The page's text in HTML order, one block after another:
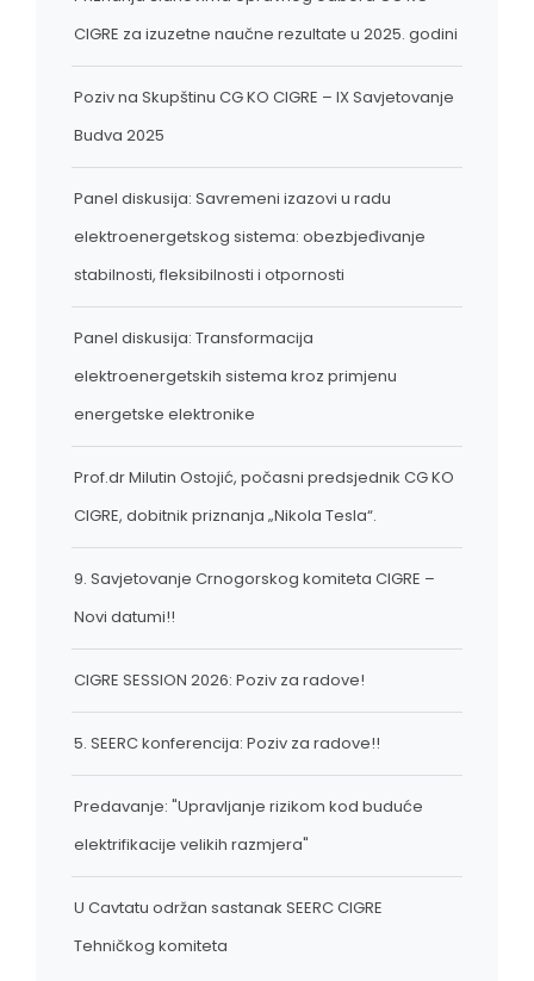
CIGRE za izuzetne naučne rezultate u 2025. godini
Poziv na Skupštinu CG KO CIGRE – IX Savjetovanje
Budva 2025
Panel diskusija: Savremeni izazovi u radu
elektroenergetskog sistema: obezbjeđivanje
stabilnosti, fleksibilnosti i otpornosti
Panel diskusija: Transformacija
elektroenergetskih sistema kroz primjenu
energetske elektronike
Prof.dr Milutin Ostojić, počasni predsjednik CG KO
CIGRE, dobitnik priznanja „Nikola Tesla“.
9. Savjetovanje Crnogorskog komiteta CIGRE –
Novi datumi!!
CIGRE SESSION 2026: Poziv za radove!
5. SEERC konferencija: Poziv za radove!!
Predavanje: "Upravljanje rizikom kod buduće
elektrifikacije velikih razmjera"
U Cavtatu održan sastanak SEERC CIGRE
Tehničkog komiteta